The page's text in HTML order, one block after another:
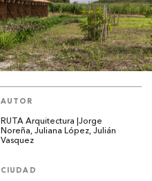
AUTOR
RUTA Arquitectura |Jorge
Noreña, Juliana López, Julián
Vasquez
CIUDAD